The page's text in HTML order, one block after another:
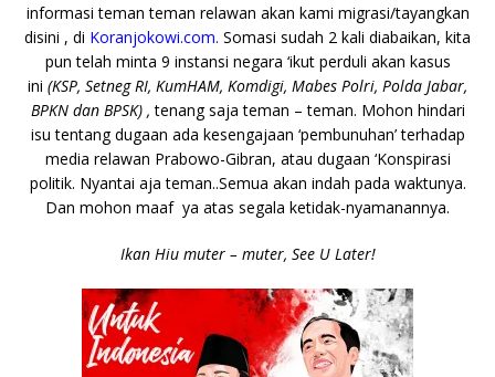
informasi teman teman relawan akan kami migrasi/tayangkan
disini , di Koranjokowi.com. Somasi sudah 2 kali diabaikan, kita
pun telah minta 9 instansi negara ‘ikut perduli akan kasus
ini (KSP, Setneg RI, KumHAM, Komdigi, Mabes Polri, Polda Jabar,
BPKN dan BPSK) , tenang saja teman – teman. Mohon hindari
isu tentang dugaan ada kesengajaan ‘pembunuhan’ terhadap
media relawan Prabowo-Gibran, atau dugaan ‘Konspirasi
politik. Nyantai aja teman..Semua akan indah pada waktunya.
Dan mohon maaf ya atas segala ketidak-nyamanannya.
Ikan Hiu muter – muter, See U Later!